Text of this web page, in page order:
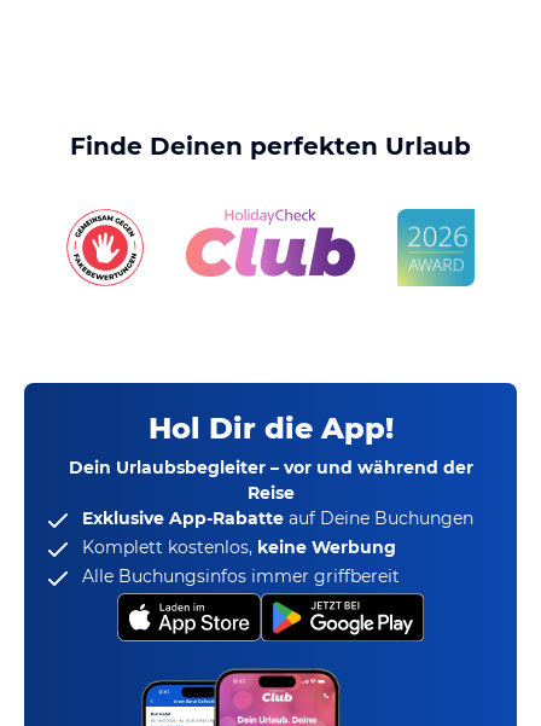
Finde Deinen perfekten Urlaub
Hol Dir die App!
Dein Urlaubsbegleiter – vor und während der
Reise
Exklusive App-Rabatte auf Deine Buchungen
Komplett kostenlos, keine Werbung
Alle Buchungsinfos immer griffbereit